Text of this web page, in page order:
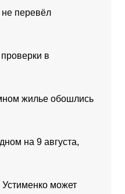
перевёл
в
жилье обошлись
на 9 августа,
может